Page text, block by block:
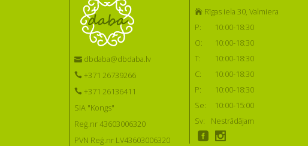
dbdaba@dbdaba.lv
+371 26739266
+371 26136411
SIA "Kongs"
Reģ.nr 43603006320
PVN Reģ.nr LV43603006320
Rīgas iela 30, Valmiera
P:
10:00-18:30
O:
10:00-18:30
T:
10:00-18:30
C:
10:00-18:30
P:
10:00-18:30
Se:
10:00-15:00
Sv:
Nestrādājam